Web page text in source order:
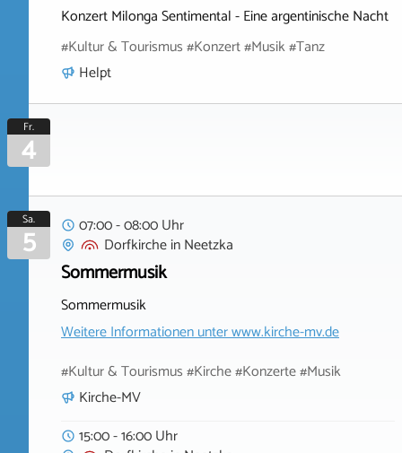
Konzert Milonga Sentimental - Eine argentinische Nacht
#Kultur & Tourismus #Konzert #Musik #Tanz
Helpt
Fr.
4
Sa.
5
07:00 - 08:00 Uhr
DorfkircheinNeetzka
Sommermusik
Sommermusik
Weitere Informationen unterwww.kirche-mv.de
#Kultur & Tourismus #Kirche #Konzerte #Musik
Kirche-MV
15:00 - 16:00 Uhr